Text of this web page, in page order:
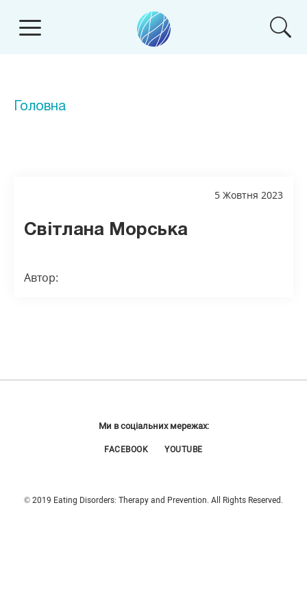
Головна
5 Жовтня 2023
Світлана Морська
Автор:
Ми в соціальних мережах:
FACEBOOK YOUTUBE
© 2019 Eating Disorders: Therapy and Prevention. All Rights Reserved.